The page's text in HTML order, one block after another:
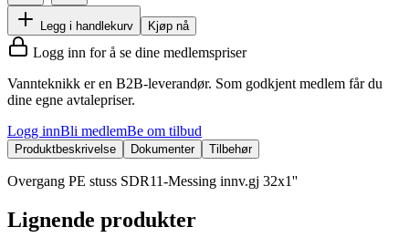
Legg i handlekurv Kjøp nå
Logg inn for å se dine medlemspriser
Vannteknikk er en B2B-leverandør. Som godkjent medlem får du
dine egne avtalepriser.
Logg innBli medlemBe om tilbud
Produktbeskrivelse Dokumenter Tilbehør
Overgang PE stuss SDR11-Messing innv.gj 32x1''
Lignende produkter